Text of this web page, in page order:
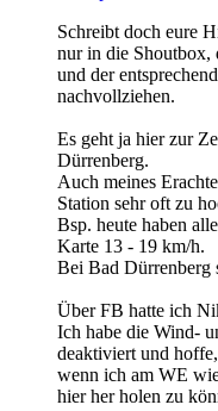
Schreibt doch eure
nur in die Shoutbox,
und der
nachvollziehen.
Es geht ja hier zur
Dürrenberg.
Auch meines
Station sehr oft zu
Bsp. heute haben
Karte 13 - 19 km/h.
Bei Bad Dürrenberg
Über FB hatte ich
Ich habe die Wind-
deaktiviert und hoffe,
wenn ich am WE
hier her holen zu